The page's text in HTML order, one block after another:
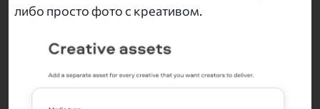
либо просто фото с креативом.